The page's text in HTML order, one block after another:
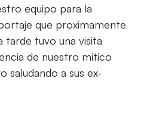
equipo para la
que proximamente
tarde tuvo una visita
de nuestro mitico
saludando a sus ex-